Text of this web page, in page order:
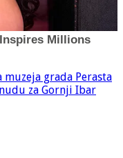
grada Perasta
za Gornji Ibar